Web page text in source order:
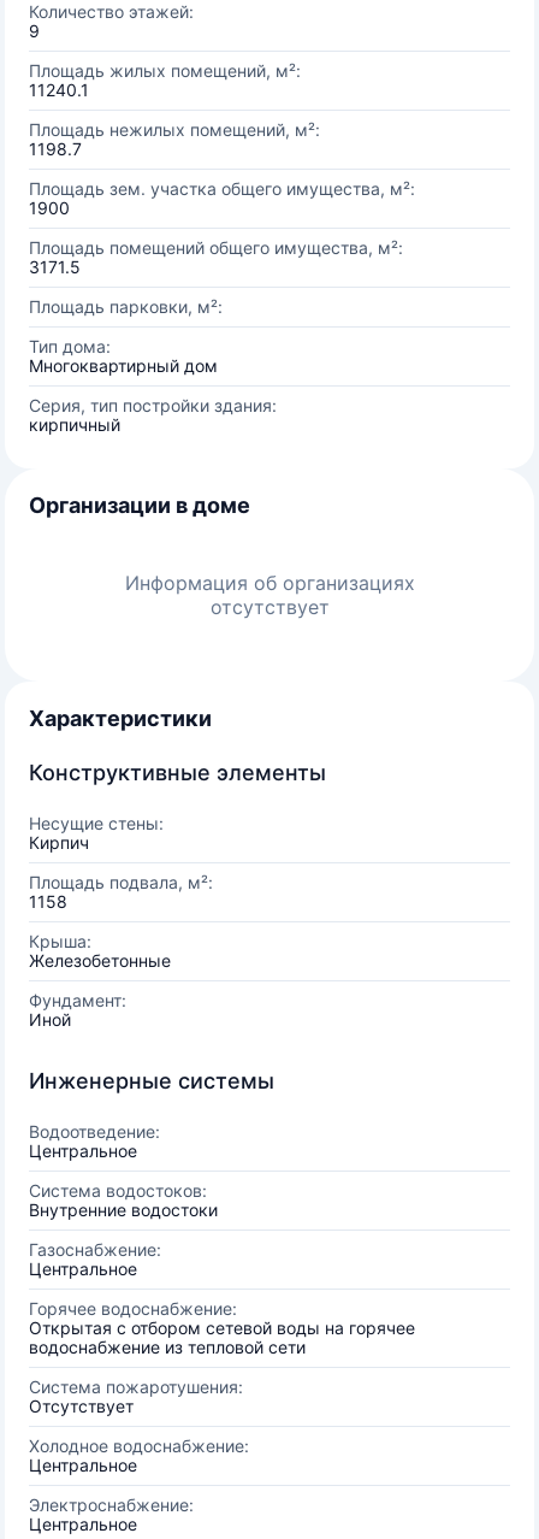
Количество этажей:
9
Площадь жилых помещений, м²:
11240.1
Площадь нежилых помещений, м²:
1198.7
Площадь зем. участка общего имущества, м²:
1900
Площадь помещений общего имущества, м²:
3171.5
Площадь парковки, м²:
Тип дома:
Многоквартирный дом
Серия, тип постройки здания:
кирпичный
Организации в доме
Информация об организациях
отсутствует
Характеристики
Конструктивные элементы
Несущие стены:
Кирпич
Площадь подвала, м²:
1158
Крыша:
Железобетонные
Фундамент:
Иной
Инженерные системы
Водоотведение:
Центральное
Система водостоков:
Внутренние водостоки
Газоснабжение:
Центральное
Горячее водоснабжение:
Открытая с отбором сетевой воды на горячее
водоснабжение из тепловой сети
Система пожаротушения:
Отсутствует
Холодное водоснабжение:
Центральное
Электроснабжение:
Центральное